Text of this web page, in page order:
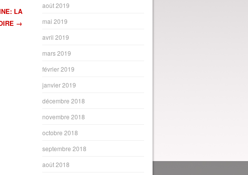
LA
→
août 2019
mai 2019
avril 2019
mars 2019
février 2019
janvier 2019
décembre 2018
novembre 2018
octobre 2018
septembre 2018
août 2018